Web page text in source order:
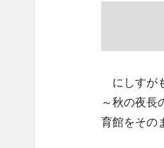
にしすが
～秋の夜長
育館をその